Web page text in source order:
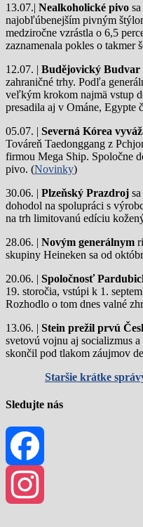
13.07.| Nealkoholické pivo
najobľúbenejším pivným
medziročne vzrástla o 6,5
zaznamenala pokles o takmer
12.07. | Budějovický Budvar
zahraničné trhy. Podľa
veľkým krokom najmä vstup
presadila aj v Ománe, Egypte
05.07. | Severná Kórea
Továreň Taedonggang z
firmou Mega Ship. Spoločne
pivo. (Novinky)
30.06. | Plzeňský Prazdroj
dohodol na spolupráci s
na trh limitovanú edíciu
28.06. | Novým generálnym
skupiny Heineken sa od
20.06. | Spoločnosť
19. storočia, vstúpi k 1.
Rozhodlo o tom dnes valné
13.06. | Stein prežil prvú
svetovú vojnu aj socializmus
skončil pod tlakom záujmov
Staršie krátke
Sledujte nás
Facebook